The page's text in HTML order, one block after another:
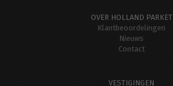
OVER HOLLAND PARKET
Klantbeoordelingen
Nieuws
Contact
VESTIGINGEN